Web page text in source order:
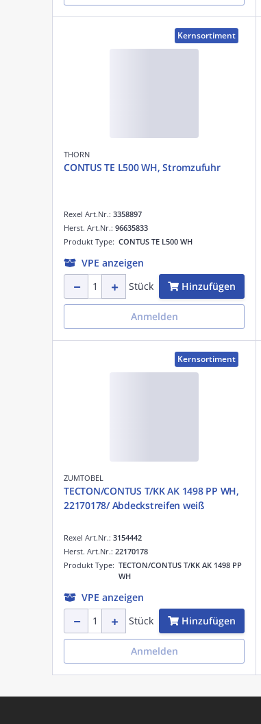
Kernsortiment
THORN
CONTUS TE L500 WH, Stromzufuhr
Rexel Art.Nr.: 3358897
Produkt Type: CONTUS TE L500 WH
Herst. Art.Nr.: 96635833
VPE anzeigen
Stück
Hinzufügen
Anmelden
Kernsortiment
ZUMTOBEL
TECTON/CONTUS T/KK AK 1498 PP WH,
22170178/ Abdeckstreifen weiß
Rexel Art.Nr.: 3154442
Produkt Type: TECTON/CONTUS T/KK AK 1498 PP
WH
Herst. Art.Nr.: 22170178
VPE anzeigen
Stück
Hinzufügen
Anmelden